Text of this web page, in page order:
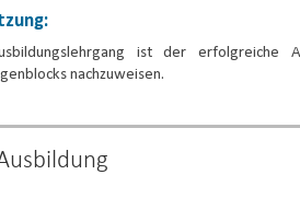
ist der erfolgreiche
nachzuweisen.